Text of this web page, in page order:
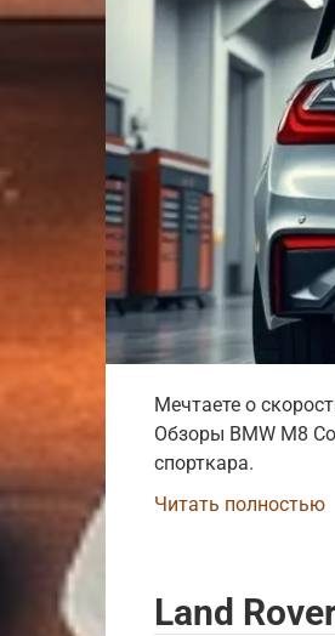
Мечтаете о
Обзоры BMW M8
спорткара.
Читать полностью
Land